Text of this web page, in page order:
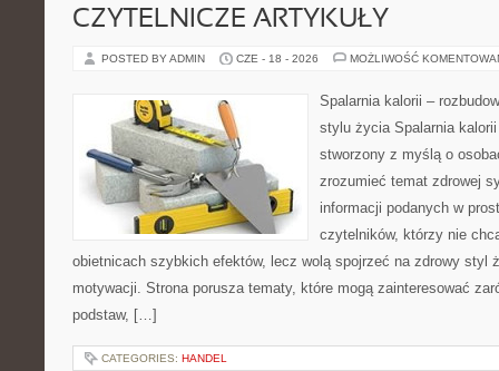
CZYTELNICZE ARTYKUŁY
POSTED BY ADMIN CZE - 18 - 2026 MOŻLIWOŚĆ
Spalarnia kalorii –
stylu życia Spalarnia
stworzony z myślą o
zrozumieć temat zdrowej
informacji podanych w
czytelników, którzy nie
obietnicach szybkich efektów, lecz wolą spojrzeć na zdrowy styl
motywacji. Strona porusza tematy, które mogą zainteresować
podstaw, […]
CATEGORIES: HANDEL